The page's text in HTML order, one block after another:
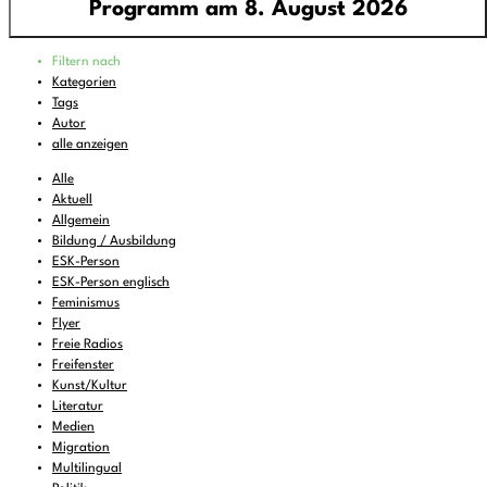
Programm am 8. August 2026
01:00
06:00 - 07:00
07:00
08:00
08:16 - 09:00 Musik zum Aufstehen oder Liegenbleiben
09:00 - 11:00 ReMix
11:00
11:06 - 12:00
12:00 - 13:00
13:00
13:06 - 14:00
Filtern nach
Kategorien
Tags
Autor
alle anzeigen
Alle
Aktuell
Allgemein
Bildung / Ausbildung
ESK-Person
ESK-Person englisch
Feminismus
Flyer
Freie Radios
Freifenster
Kunst/Kultur
Literatur
Medien
Migration
Multilingual